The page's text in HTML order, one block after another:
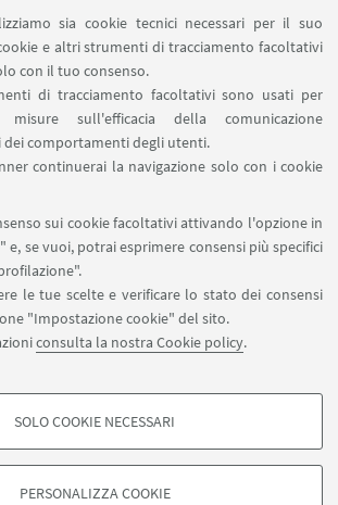
sia cookie tecnici necessari per il suo
e altri strumenti di tracciamento facoltativi
con il tuo consenso.
di tracciamento facoltativi sono usati per
misure sull'efficacia della comunicazione
dei comportamenti degli utenti.
continuerai la navigazione solo con i cookie
sui cookie facoltativi attivando l'opzione in
e, se vuoi, potrai esprimere consensi più specifici
le tue scelte e verificare lo stato dei consensi
"Impostazione cookie" del sito.
consulta la nostra Cookie policy.
- FACOLTATIVI
SOLO COOKIE NECESSARI
PERSONALIZZA COOKIE
e di Parma.
bovino oggetto dello studio
bovino oggetto dello studio
e UNIPR
per la caratterizzazione